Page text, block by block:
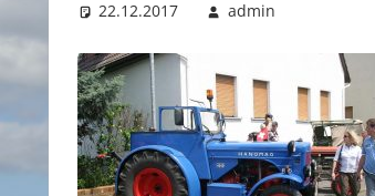
22.12.2017 admin